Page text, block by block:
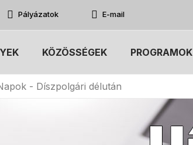
Pályázatok E-mail
KÖZÖSSÉGEK PROGRAMOK
- Díszpolgári délután